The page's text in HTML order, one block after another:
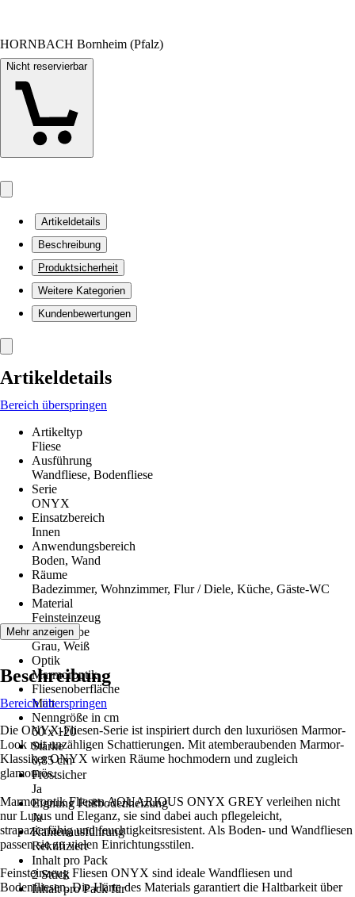
HORNBACH Bornheim (Pfalz)
Nicht reservierbar
Artikeldetails
Beschreibung
Produktsicherheit
Weitere Kategorien
Kundenbewertungen
Artikeldetails
Bereich überspringen
Artikeltyp
Fliese
Ausführung
Wandfliese, Bodenfliese
Serie
ONYX
Einsatzbereich
Innen
Anwendungsbereich
Boden, Wand
Räume
Badezimmer, Wohnzimmer, Flur / Diele, Küche, Gäste-WC
Material
Feinsteinzeug
Grundfarbe
Grau, Weiß
Optik
Marmoroptik
Fliesenoberfläche
Matt
Nenngröße in cm
60 x 120
Stärke
0,85 cm
Frostsicher
Ja
Eignung Fußbodenheizung
Ja
Kantenausführung
Rektifiziert
Inhalt pro Pack
2 Stück
Inhalt pro Pack für
Mehr anzeigen
Beschreibung
Bereich überspringen
Die ONYX-Fliesen-Serie ist inspiriert durch den luxuriösen Marmor-
Look mit unzähligen Schattierungen. Mit atemberaubenden Marmor-
Klassiker ONYX wirken Räume hochmodern und zugleich
glamourös.
Marmoroptik Fliesen AQUARIOUS ONYX GREY verleihen nicht
nur Luxus und Eleganz, sie sind dabei auch pflegeleicht,
strapazierfähig und feuchtigkeitsresistent. Als Boden- und Wandfliesen
passen sie zu vielen Einrichtungsstilen.
Feinsteinzeug Fliesen ONYX sind ideale Wandfliesen und
Bodenfliesen. Die Härte des Materials garantiert die Haltbarkeit über